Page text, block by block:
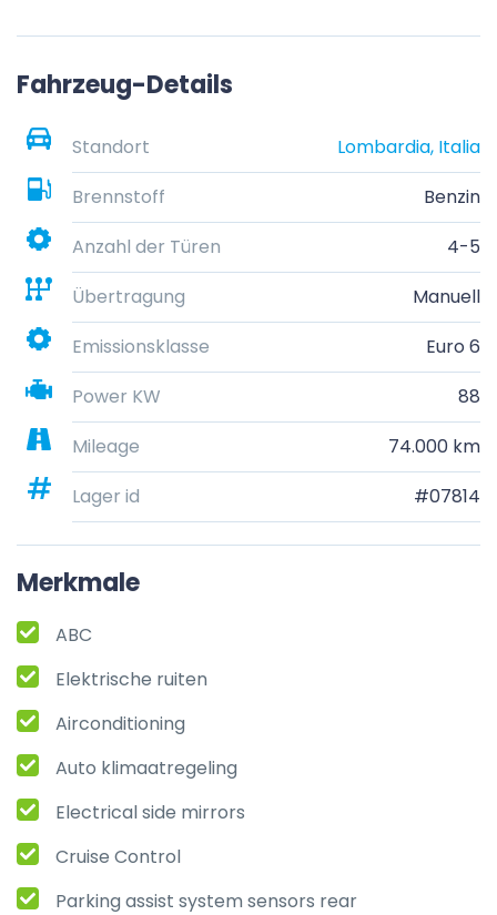
Fahrzeug-Details
Standort
Lombardia, Italia
Brennstoff
Benzin
Anzahl der Türen
4-5
Übertragung
Manuell
Emissionsklasse
Euro 6
Power KW
88
Mileage
74.000 km
Lager id
#07814
Merkmale
ABC
Elektrische ruiten
Airconditioning
Auto klimaatregeling
Electrical side mirrors
Cruise Control
Parking assist system sensors rear